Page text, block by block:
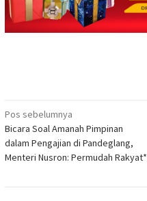
Navigasi
pos
Pos sebelumnya
Bicara Soal Amanah Pimpinan
dalam Pengajian di Pandeglang,
Menteri Nusron: Permudah Rakyat*